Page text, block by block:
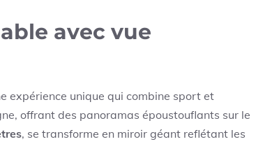
avec vue
expérience unique qui combine sport et
offrant des panoramas époustouflants sur le
, se transforme en miroir géant reflétant les